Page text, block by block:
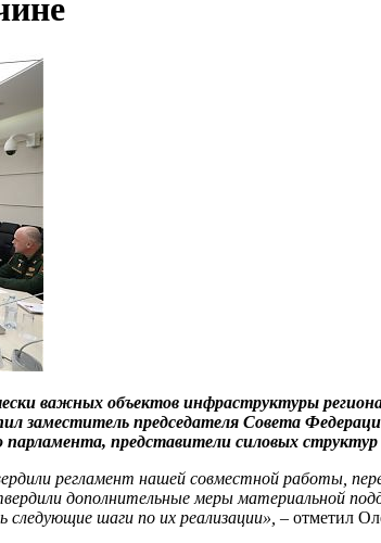
важных объектов инфраструктуры
заместитель председателя Совета
представители силовых структур
регламент нашей совместной работы,
дополнительные меры материальной
шаги по их реализации», – отметил